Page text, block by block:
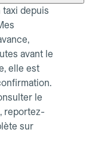
depuis
avant le
elle est
le
reportez-
sur